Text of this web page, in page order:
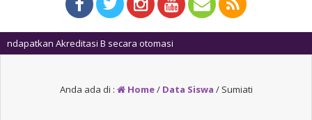
Anda ada di : Home/ Data Siswa / Sumiati